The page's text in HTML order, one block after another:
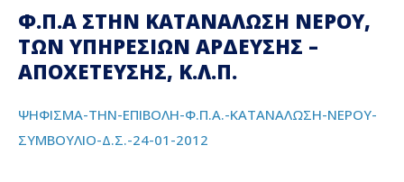
Φ.Π.Α ΣΤΗΝ ΚΑΤΑΝΑΛΩΣΗ ΝΕΡΟΥ,
ΤΩΝ ΥΠΗΡΕΣΙΩΝ ΑΡΔΕΥΣΗΣ –
ΑΠΟΧΕΤΕΥΣΗΣ, Κ.Λ.Π.
ΨΗΦΙΣΜΑ-ΤΗΝ-ΕΠΙΒΟΛΗ-Φ.Π.Α.-ΚΑΤΑΝΑΛΩΣΗ-ΝΕΡΟΥ-
ΣΥΜΒΟΥΛΙΟ-Δ.Σ.-24-01-2012